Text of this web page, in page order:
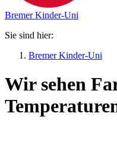
Bremer Kinder-Uni
Sie sind hier:
Bremer Kinder-Uni
Wir sehen